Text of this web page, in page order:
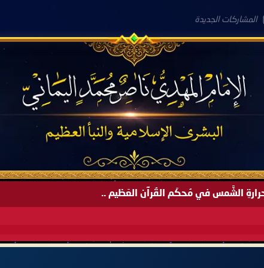
المشاركات الجديدة
الشَّمس في مُحكَم القُرآن العَظيم ..